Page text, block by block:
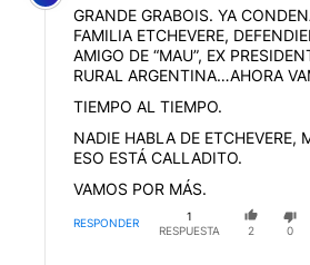
GRANDE GRABOIS. YA
FAMILIA ETCHEVERE,
AMIGO DE “MAU”, EX
RURAL ARGENTINA…AHORA
TIEMPO AL TIEMPO.
NADIE HABLA DE ETCHEVERE,
ESO ESTÁ CALLADITO.
VAMOS POR MÁS.
RESPONDER
1
RESPUESTA
2 0